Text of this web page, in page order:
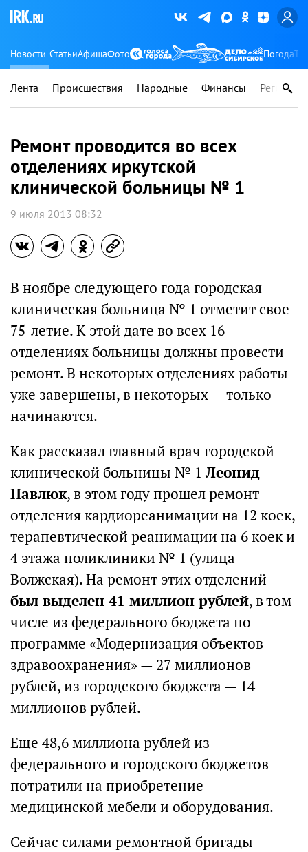
Новости СтатьиАфишаФото Погода
Лента Происшествия Народные Финансы Регионы
Ремонт проводится во всех
отделениях иркутской
клинической больницы № 1
9 июля 2013 08:32
В ноябре следующего года городская
клиническая больница № 1 отметит свое
75-летие. К этой дате во всех 16
отделениях больницы должны провести
ремонт. В некоторых отделениях работы
уже завершены, в некоторых — только
начинаются.
Как рассказал главный врач городской
клинической больницы № 1 Леонид
Павлюк, в этом году прошел ремонт
отделения кардиореанимации на 12 коек,
терапевтической реанимации на 6 коек и
4 этажа поликлиники № 1 (улица
Волжская). На ремонт этих отделений
был выделен 41 миллион рублей, в том
числе из федерального бюджета по
программе «Модернизация объектов
здравоохранения» — 27 миллионов
рублей, из городского бюджета — 14
миллионов рублей.
Еще 48,6 миллиона рублей из
федерального и городского бюджетов
потратили на приобретение
медицинской мебели и оборудования.
Сейчас силами ремонтной бригады